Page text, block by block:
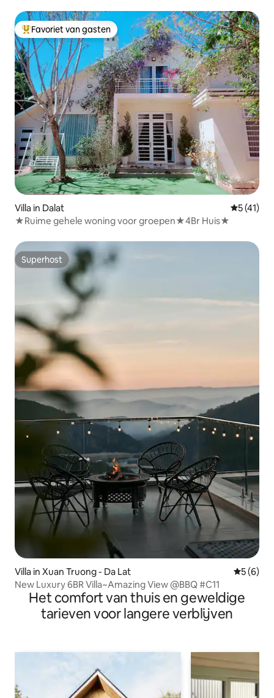
Topfavoriet van gasten
Favoriet van gasten
Villa in Dalat
5 (41)
★Ruime gehele woning voor groepen★4Br Huis★
Superhost
Superhost
Villa in Xuan Truong - Da Lat
5 (6)
New Luxury 6BR Villa~Amazing View @BBQ #C11
Het comfort van thuis en geweldige
tarieven voor langere verblijven